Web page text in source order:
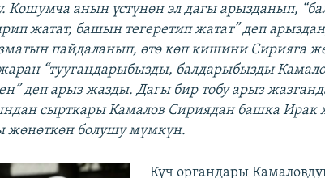
Кошумча анын үстүнөн эл дагы арызданып,
жатат, башын тегеретип жатат” деп
пайдаланып, өтө көп кишини Сирияга
“туугандарыбызды, балдарыбызды
деп арыз жазды. Дагы бир тобу арыз
сырткары Камалов Сириядан башка Ирак
жөнөткөн болушу мүмкүн.
Күч органдары